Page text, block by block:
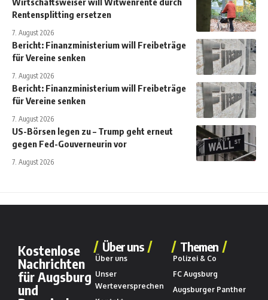
Rentensplitting ersetzen
7. August 2026
Bericht: Finanzministerium will Freibeträge
für Vereine senken
7. August 2026
Bericht: Finanzministerium will Freibeträge
für Vereine senken
7. August 2026
US-Börsen legen zu – Trump geht erneut
gegen Fed-Gouverneurin vor
7. August 2026
Kostenlose
Nachrichten
für Augsburg
und
Über uns
Über uns
Unser
Werteversprechen
Themen
Polizei & Co
FC Augsburg
Augsburger Panther